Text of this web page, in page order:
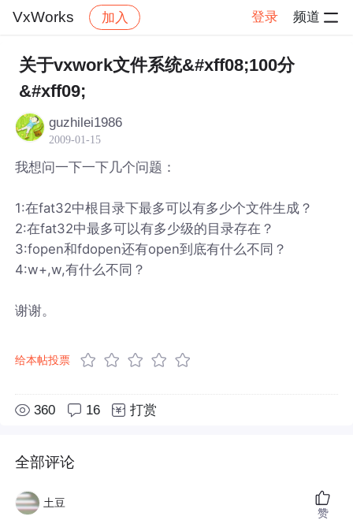
VxWorks 加入 登录 频道
社区 VxWorks 帖子详情
关于vxwork文件系统&#xff08;100分
&#xff09;
guzhilei1986
2009-01-15
我想问一下一下几个问题：
1:在fat32中根目录下最多可以有多少个文件生成？
2:在fat32中最多可以有多少级的目录存在？
3:fopen和fdopen还有open到底有什么不同？
4:w+,w,有什么不同？
谢谢。
给本帖投票
360 16 打赏
全部评论
土豆
赞